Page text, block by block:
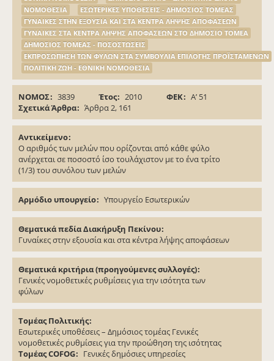
ΝΟΜΟΘΕΣΙΑ
ΕΣΩΤΕΡΙΚΕΣ ΥΠΟΘΕΣΕΙΣ - ΔΗΜΟΣΙΟΣ ΤΟΜΕΑΣ
ΓΥΝΑΙΚΕΣ ΣΤΗΝ ΕΞΟΥΣΙΑ ΚΑΙ ΣΤΑ ΚΕΝΤΡΑ ΛΗΨΗΣ ΑΠΟΦΑΣΕΩΝ
ΓΥΝΑΙΚΕΣ ΣΤΑ ΚΕΝΤΡΑ ΛΗΨΗΣ ΑΠΟΦΑΣΕΩΝ ΣΤΟ ΔΗΜΟΣΙΟ ΤΟΜΕΑ
ΔΗΜΟΣΙΟΣ ΤΟΜΕΑΣ - ΠΟΣΟΣΤΩΣΕΙΣ
ΕΚΠΡΟΣΩΠΗΣΗ ΤΩΝ ΦΥΛΩΝ ΣΤΑ ΣΥΜΒΟΥΛΙΑ ΕΠΙΛΟΓΗΣ ΠΡΟΪΣΤΑΜΕΝΩΝ
ΠΟΛΙΤΙΚΗ ΖΩΗ - ΕΘΝΙΚΗ ΝΟΜΟΘΕΣΙΑ
ΝΟΜΟΣ 3839 Έτος 2010 ΦΕΚ
Α’ 51
Σχετικά Άρθρα
Άρθρα 2, 161
Αντικείμενο
Ο αριθμός των μελών που ορίζονται από κάθε φύλο
ανέρχεται σε ποσοστό ίσο τουλάχιστον με το ένα τρίτο
(1/3) του συνόλου των μελών
Αρμόδιο υπουργείο Υπουργείο Εσωτερικών
Θεματικά πεδία Διακήρυξη Πεκίνου
Γυναίκες στην εξουσία και στα κέντρα λήψης αποφάσεων
Θεματικά κριτήρια (προηγούμενες συλλογές)
Γενικές νομοθετικές ρυθμίσεις για την ισότητα των
φύλων
Τομέας Πολιτικής
Εσωτερικές υποθέσεις – Δημόσιος τομέας Γενικές
νομοθετικές ρυθμίσεις για την προώθηση της ισότητας
Τομέας COFOG
Γενικές δημόσιες υπηρεσίες